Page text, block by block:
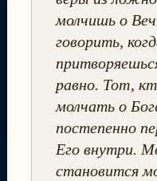
молчишь о
говорить,
равно. Тот,
молчать о
постепенно
Его внутри.
становится